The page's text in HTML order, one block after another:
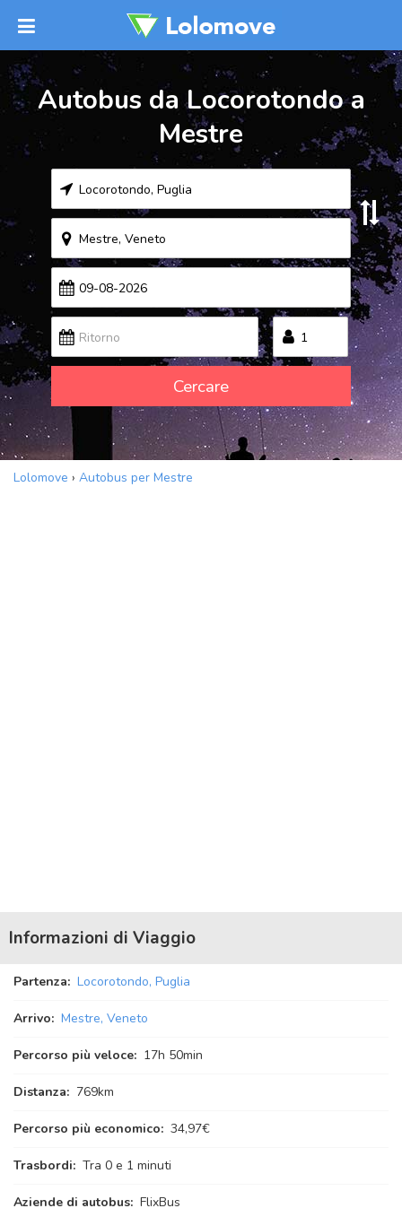
Autobus da Locorotondo a
Mestre
Cercare
Lolomove › Autobus per Mestre
Informazioni di Viaggio
Partenza: Locorotondo, Puglia
Arrivo: Mestre, Veneto
Percorso più veloce: 17h 50min
Distanza: 769km
Percorso più economico: 34,97€
Trasbordi: Tra 0 e 1 minuti
Aziende di autobus: FlixBus